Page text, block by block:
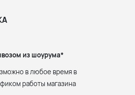
из шоурума*
в любое время в
работы магазина